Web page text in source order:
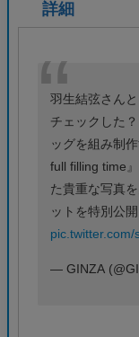
詳細
羽生結弦さん
チェックした
ッグを組み制
full filling time
た貴重な写真
ットを特別公開
pic.twitter.com/
— GINZA